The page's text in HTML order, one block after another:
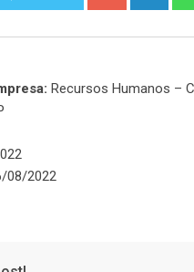
Recursos Humanos –
08/2022